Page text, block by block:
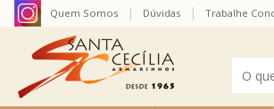
Quem Somos Dúvidas Trabalhe